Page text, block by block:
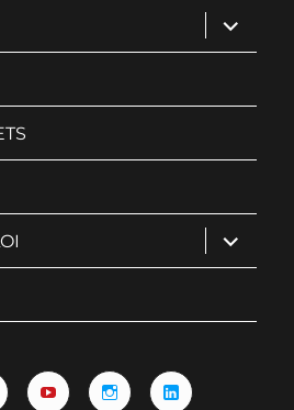
ouvrir
le
sous-
ouvrir
le
sous-